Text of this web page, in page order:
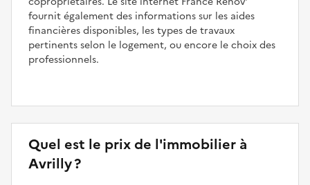
fournit également des informations sur les aides
financières disponibles, les types de travaux
pertinents selon le logement, ou encore le choix des
professionnels.
Quel est le prix de l'immobilier à
Avrilly ?